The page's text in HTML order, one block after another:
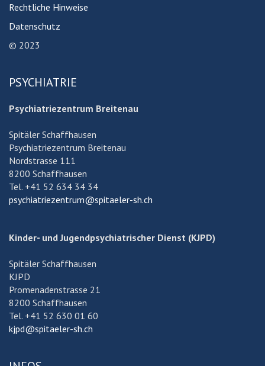
Rechtliche Hinweise
Datenschutz
© 2023
PSYCHIATRIE
Psychiatriezentrum Breitenau
Spitäler Schaffhausen
Psychiatriezentrum Breitenau
Nordstrasse 111
8200 Schaffhausen
Tel. +41 52 634 34 34
psychiatriezentrum@spitaeler-sh.ch
Kinder- und Jugendpsychiatrischer Dienst (KJPD)
Spitäler Schaffhausen
KJPD
Promenadenstrasse 21
8200 Schaffhausen
Tel. +41 52 630 01 60
kjpd@spitaeler-sh.ch